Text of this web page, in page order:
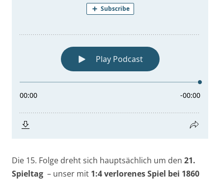
Die 15. Folge dreht sich hauptsächlich um den 21.
Spieltag – unser mit 1:4 verlorenes Spiel bei 1860